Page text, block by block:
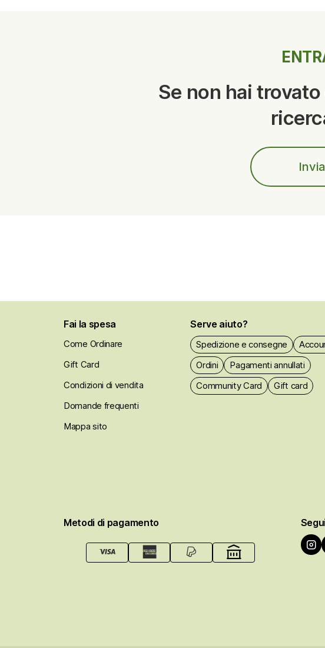
Se non hai
Fai la spesa
Come Ordinare
Gift Card
Condizioni di vendita
Domande frequenti
Mappa sito
Serve aiuto?
Spedizione e consegne
Ordini
Pagamenti annullati
Community Card
Gift card
Metodi di pagamento